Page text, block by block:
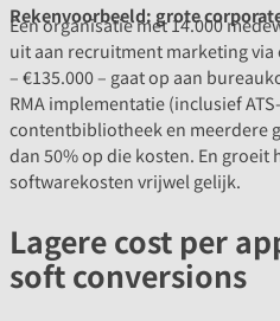
Rekenvoorbeeld: grote
Een organisatie met 14.000
uit aan recruitment marketing via
– €135.000 – gaat op aan
RMA implementatie (inclusief
contentbibliotheek en meerdere
dan 50% op die kosten. En groeit
softwarekosten vrijwel gelijk.
Lagere cost per
soft conversions